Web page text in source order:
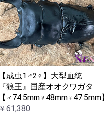
【成虫1♂2♀】大型血統
『狼王』国産オオクワガタ
【♂74.5mm♀48mm♀47.5mm】
￥61,380